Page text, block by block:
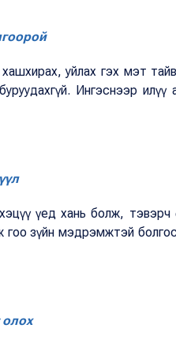
хашхирах, уйлах гэх мэт
Ингэснээр илүү
үед хань болж, тэвэрч
гоо зүйн мэдрэмжтэй
олох